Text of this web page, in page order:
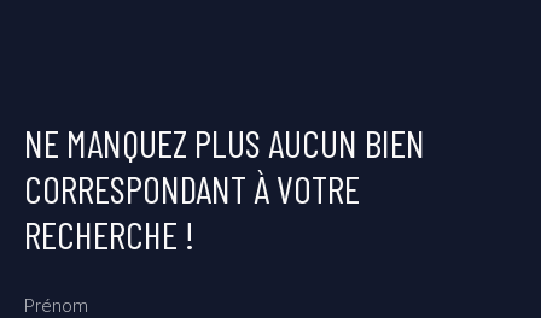
NE MANQUEZ PLUS AUCUN BIEN
CORRESPONDANT À VOTRE
RECHERCHE !
Prénom